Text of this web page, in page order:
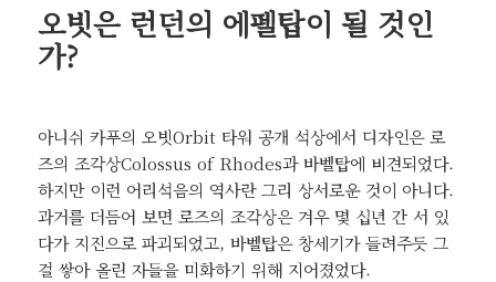
오빗은 런던의 에펠탑이 될 것인
가?
아니쉬 카푸의 오빗Orbit 타워 공개 석상에서 디자인은 로
즈의 조각상Colossus of Rhodes과 바벨탑에 비견되었다.
하지만 이런 어리석음의 역사란 그리 상서로운 것이 아니다.
과거를 더듬어 보면 로즈의 조각상은 겨우 몇 십년 간 서 있
다가 지진으로 파괴되었고, 바벨탑은 창세기가 들려주듯 그
걸 쌓아 올린 자들을 미화하기 위해 지어졌었다.